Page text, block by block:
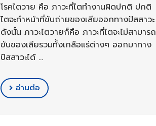
โรคไตวาย คือ ภาวะที่ไตทำงานผิดปกติ ปกติ
ไตจะทำหน้าที่ขับถ่ายของเสียออกทางปัสสาวะ
ดังนั้น ภาวะไตวายก็คือ ภาวะที่ไตจะไม่สามารถ
ขับของเสียรวมทั้งเกลือแร่ต่างๆ ออกมาทาง
ปัสสาวะได้ …
อ่านต่อ